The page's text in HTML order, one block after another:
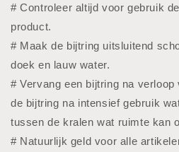
# Controleer altijd voor gebruik
product.
# Maak de bijtring uitsluitend
doek en lauw water.
# Vervang een bijtring na
de bijtring na intensief gebruik
tussen de kralen wat ruimte kan
# Natuurlijk geld voor alle